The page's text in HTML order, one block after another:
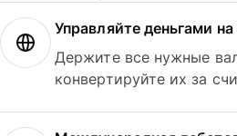
Управляйте деньгами
Держите все нужные
конвертируйте их за